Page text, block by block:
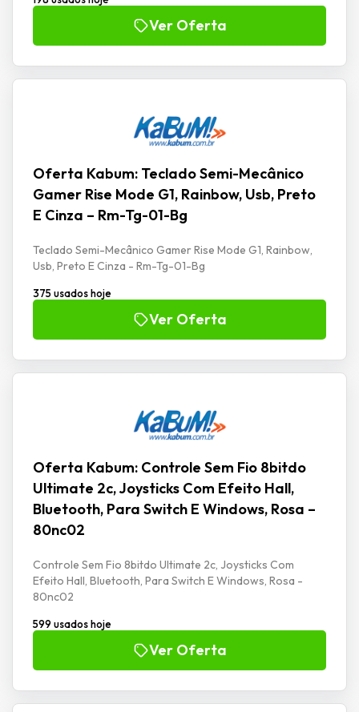
Ver Oferta
Oferta Kabum: Teclado Semi-Mecânico
Gamer Rise Mode G1, Rainbow, Usb, Preto
E Cinza – Rm-Tg-01-Bg
Teclado Semi-Mecânico Gamer Rise Mode G1, Rainbow,
Usb, Preto E Cinza - Rm-Tg-01-Bg
375 usados hoje
Ver Oferta
Oferta Kabum: Controle Sem Fio 8bitdo
Ultimate 2c, Joysticks Com Efeito Hall,
Bluetooth, Para Switch E Windows, Rosa –
80nc02
Controle Sem Fio 8bitdo Ultimate 2c, Joysticks Com
Efeito Hall, Bluetooth, Para Switch E Windows, Rosa -
80nc02
599 usados hoje
Ver Oferta